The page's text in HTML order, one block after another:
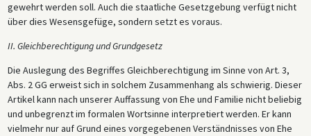
gewehrt werden soll. Auch die staatliche Gesetzgebung verfügt nicht
über dies Wesensgefüge, sondern setzt es voraus.
II. Gleichberechtigung und Grundgesetz
Die Auslegung des Begriffes Gleichberechtigung im Sinne von Art. 3,
Abs. 2 GG erweist sich in solchem Zusammenhang als schwierig. Dieser
Artikel kann nach unserer Auffassung von Ehe und Familie nicht beliebig
und unbegrenzt im formalen Wortsinne interpretiert werden. Er kann
vielmehr nur auf Grund eines vorgegebenen Verständnisses von Ehe